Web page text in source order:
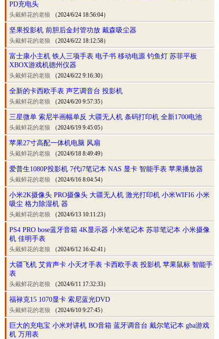
PD充电头
头戴鲜花的老狼 （2024/6/24 18:56:04）
坚果投影机 前胆后金封管功放 戴森吸尘器
头戴鲜花的老狼 （2024/6/22 18:12:58）
富士康小主机 铁人三项手表 电子书 移动电源 钓鱼灯 苏菲平板
XBOX游戏机德州仪器
头戴鲜花的老狼 （2024/6/22 9:16:30）
全新的卡西欧手表 声艺调音台 投影机
头戴鲜花的老狼 （2024/6/20 9:57:35）
三星微单 索尼半画幅单反 大疆无人机 条码打印机 全新1700电池
头戴鲜花的老狼 （2024/6/19 9:45:05）
苹果27寸高配一体机电脑 风扇
头戴鲜花的老狼 （2024/6/18 8:49:49）
爱普生1080P投影机 7代i7笔记本 NAS 显卡 智能手表 苹果播放器
头戴鲜花的老狼 （2024/6/16 8:04:54）
小米2K摄像头 PRO摄像头 大疆无人机 激光打印机 小米WIFI6 小米
吸尘 格力除湿机 器
头戴鲜花的老狼 （2024/6/13 10:11:23）
PS4 PRO bose蓝牙音箱 4K显示器 小米笔记本 苏菲笔记本 小米摄像
机 佳明手表
头戴鲜花的老狼 （2024/6/12 16:42:41）
大疆飞机 艾肯声卡 小天才手表 卡西欧手表 投影机 苹果鼠标 智能手
表
头戴鲜花的老狼 （2024/6/11 17:32:33）
福禄克15 1070显卡 索尼蓝光DVD
头戴鲜花的老狼 （2024/6/10 9:27:45）
巨大的充电宝 小米对讲机 BO音箱 蓝牙调音台 戴尔笔记本 gba游戏
机 万用表